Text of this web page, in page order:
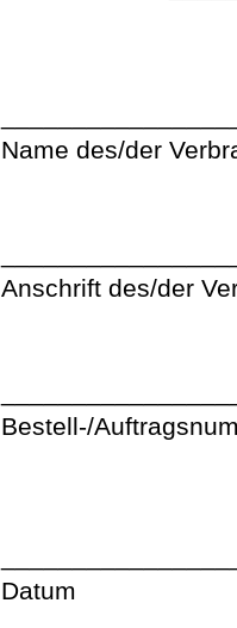
Name des/der
Anschrift des/der
Bestell-/
Datum